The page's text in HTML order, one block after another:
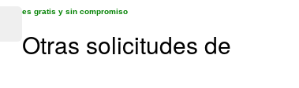
es gratis y sin compromiso
Otras solicitudes de